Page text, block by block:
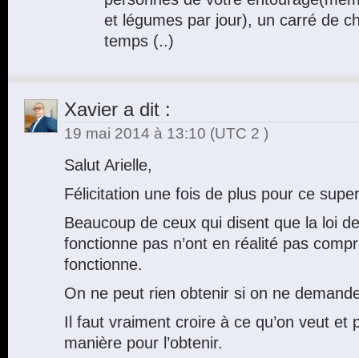
et légumes par jour), un carré de
temps (..)
Xavier a dit :
19 mai 2014 à 13:10 (UTC 2 )
Salut Arielle,
Félicitation une fois de plus pour ce
Beaucoup de ceux qui disent que la loi
fonctionne pas n’ont en réalité pas
fonctionne.
On ne peut rien obtenir si on ne
Il faut vraiment croire à ce qu’on veut et
manière pour l’obtenir.